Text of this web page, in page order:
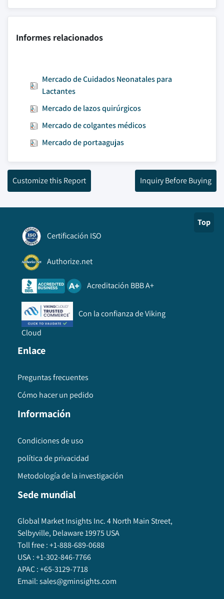
Informes relacionados
Mercado de Cuidados Neonatales para
Lactantes
Mercado de lazos quirúrgicos
Mercado de colgantes médicos
Mercado de portaagujas
Customize this Report Inquiry Before Buying
Top
Certificación ISO
Authorize.net
Acreditación BBB A+
Con la confianza de Viking
Cloud
Enlace
Preguntas frecuentes
Cómo hacer un pedido
Información
Condiciones de uso
política de privacidad
Metodología de la investigación
Sede mundial
Global Market Insights Inc. 4 North Main Street,
Selbyville, Delaware 19975 USA
Toll free :+1-888-689-0688
USA :+1-302-846-7766
APAC :+65-3129-7718
Email:sales@gminsights.com